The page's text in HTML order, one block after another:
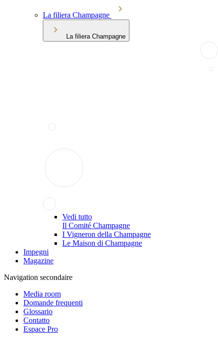
La filiera Champagne
La filiera Champagne
Vedi tutto
Il Comité Champagne
I Vigneron della Champagne
Le Maison di Champagne
Impegni
Magazine
Navigation secondaire
Media room
Domande frequenti
Glossario
Contatto
Espace Pro